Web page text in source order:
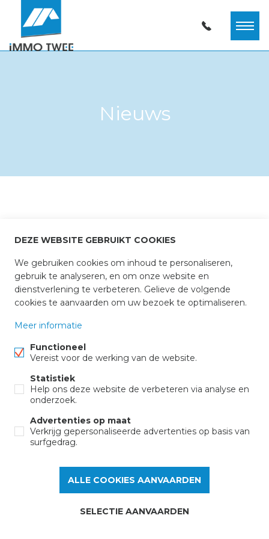
Nieuws
Immo Twee
Markt 42 Bus 3,
+32 11 61 15 74
info@immotwee.be
WIJZIG COOKIE VOORKEUREN
DEZE WEBSITE GEBRUIKT COOKIES
We gebruiken cookies om inhoud te personaliseren,
gebruik te analyseren, en om onze website en
dienstverlening te verbeteren. Gelieve de volgende
cookies te aanvaarden om uw bezoek te optimaliseren.
Meer informatie
Functioneel
Vereist voor de werking van de website.
Statistiek
Help ons deze website de verbeteren via analyse en
onderzoek.
Advertenties op maat
Verkrijg gepersonaliseerde advertenties op basis van
surfgedrag.
ALLE COOKIES AANVAARDEN
SELECTIE AANVAARDEN